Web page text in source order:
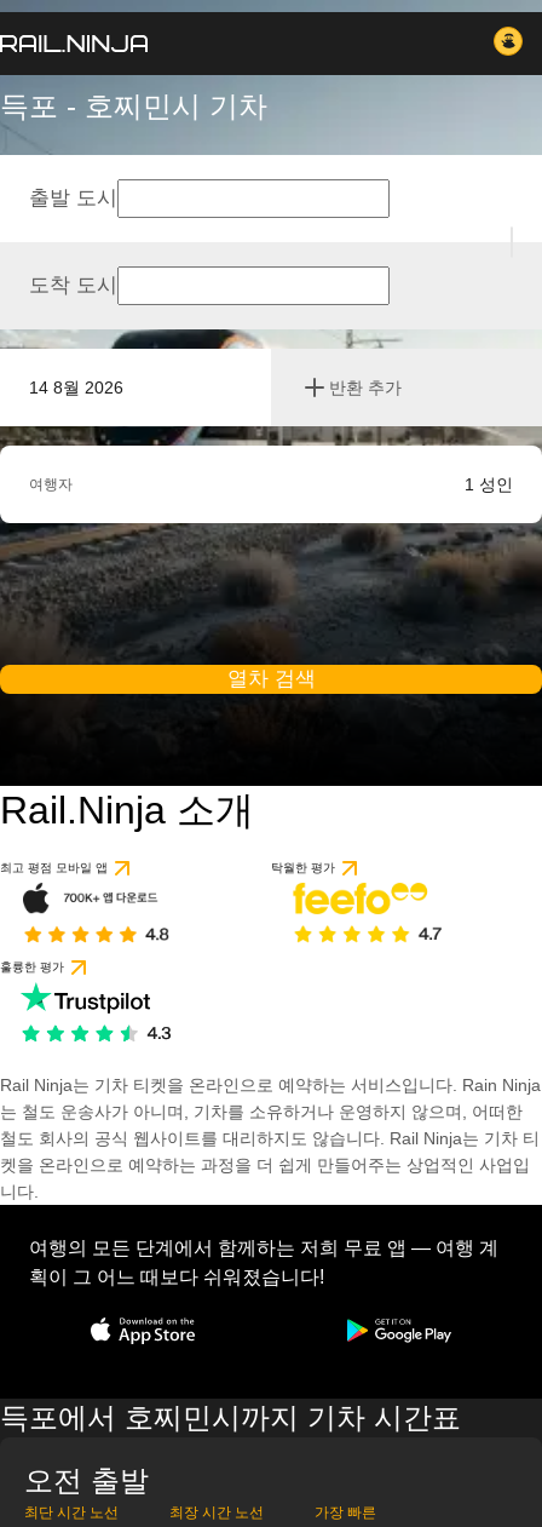
득포 - 호찌민시 기차
14 8월 2026 반환 추가
출발 도시
도착 도시
여행자 1 성인
열차 검색
Rail.Ninja 소개
최고 평점 모바일 앱 탁월한 평가
훌륭한 평가
Rail Ninja는 기차 티켓을 온라인으로 예약하는 서비스입니다. Rain Ninja
는 철도 운송사가 아니며, 기차를 소유하거나 운영하지 않으며, 어떠한
철도 회사의 공식 웹사이트를 대리하지도 않습니다. Rail Ninja는 기차 티
켓을 온라인으로 예약하는 과정을 더 쉽게 만들어주는 상업적인 사업입
니다.
여행의 모든 단계에서 함께하는 저희 무료 앱 — 여행 계
획이 그 어느 때보다 쉬워졌습니다!
득포에서 호찌민시까지 기차 시간표
오전 출발
최단 시간 노선 최장 시간 노선 가장 빠른